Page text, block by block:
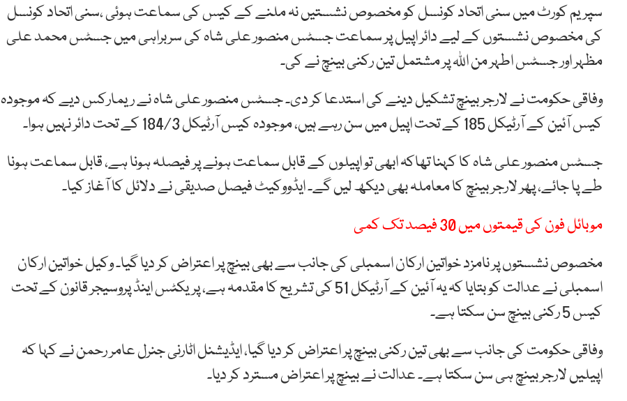
سپریم کورٹ میں سنی اتحاد کونسل کو مخصوص نشستیں نہ ملنے کے کیس کی سماعت ہوئی ،سنی اتحاد کونسل
کی مخصوص نشستوں کے لیے دائر اپیل پر سماعت جسٹس منصور علی شاہ کی سربراہی میں جسٹس محمد علی
مظہر اور جسٹس اطہر من اللہ پر مشتمل تین رکنی بینچ نے کی۔
وفاقی حکومت نے لارجر بینچ تشکیل دینے کی استدعا کر دی۔ جسٹس منصور علی شاہ نے ریمارکس دیے کہ موجودہ
کیس آئین کے آرٹیکل 185 کے تحت اپیل میں سن رہے ہیں، موجودہ کیس آرٹیکل 184/3 کے تحت دائر نہیں ہوا۔
جسٹس منصور علی شاہ کا کہنا تھاکہ ابھی تو اپیلوں کے قابل سماعت ہونے پر فیصلہ ہونا ہے، قابل سماعت ہونا
طے پا جائے، پھر لارجر بینچ کا معاملہ بھی دیکھ لیں گے۔ ایڈووکیٹ فیصل صدیقی نے دلائل کا آغاز کیا۔
موبائل فون کی قیمتوں میں 30 فیصد تک کمی
مخصوص نشستوں پر نامزد خواتین ارکان اسمبلی کی جانب سے بھی بینچ پر اعتراض کر دیا گیا۔ وکیل خواتین ارکان
اسمبلی نے عدالت کو بتایا کہ یہ آئین کے آرٹیکل 51 کی تشریح کا مقدمہ ہے، پریکٹس اینڈ پروسیجر قانون کے تحت
کیس 5 رکنی بینچ سن سکتا ہے۔
وفاقی حکومت کی جانب سے بھی تین رکنی بینچ پر اعتراض کر دیا گیا، ایڈیشنل اٹارنی جنرل عامر رحمن نے کہا کہ
اپیلیں لارجر بینچ ہی سن سکتا ہے۔ عدالت نے بینچ پر اعتراض مسترد کر دیا۔